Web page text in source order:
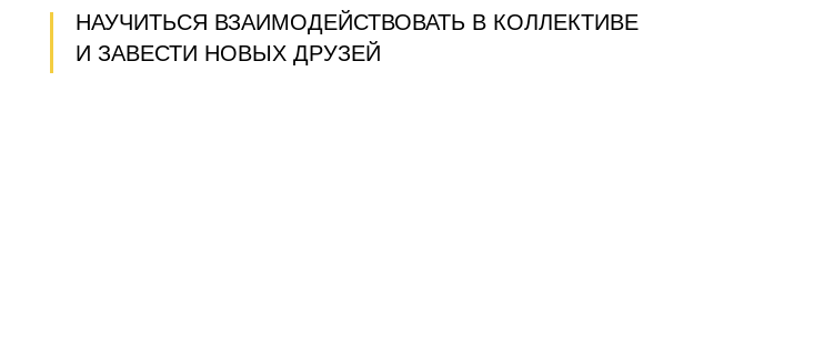
НАУЧИТЬСЯ ВЗАИМОДЕЙСТВОВАТЬ В КОЛЛЕКТИВЕ
И ЗАВЕСТИ НОВЫХ ДРУЗЕЙ